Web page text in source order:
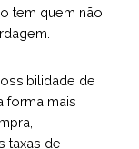
tem quem não
de
forma mais
taxas de